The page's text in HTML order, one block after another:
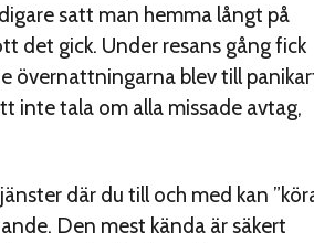
satt man hemma långt på
det gick. Under resans gång fick
övernattningarna blev till
inte tala om alla missade avtag,
där du till och med kan
Den mest kända är säkert